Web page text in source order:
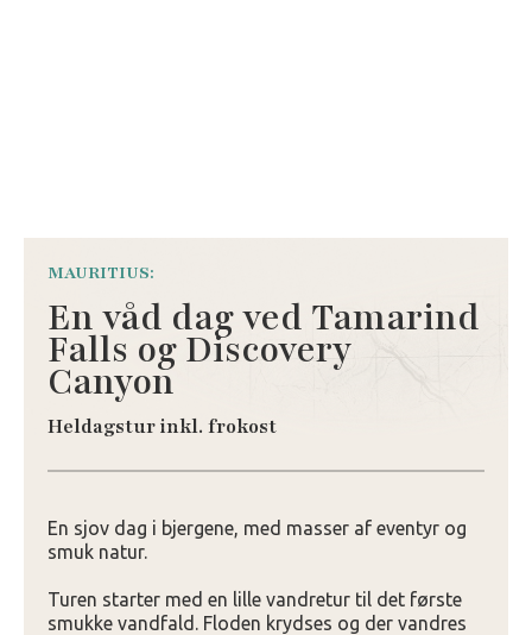
MAURITIUS:
En våd dag ved Tamarind
Falls og Discovery
Canyon
Heldagstur inkl. frokost
En sjov dag i bjergene, med masser af eventyr og
smuk natur.
Turen starter med en lille vandretur til det første
smukke vandfald. Floden krydses og der vandres